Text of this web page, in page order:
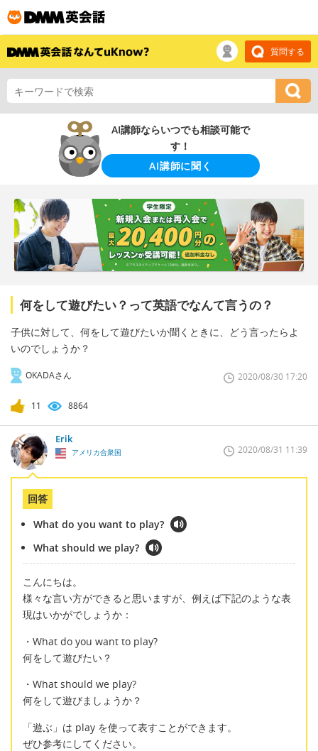
質問する
AI講師ならいつでも相談可能で
す！
AI講師に聞く
何をして遊びたい？って英語でなんて言うの？
子供に対して、何をして遊びたいか聞くときに、どう言ったらよ
いのでしょうか？
OKADAさん 2020/08/30 17:20
11 8864
Erik
アメリカ合衆国 2020/08/31 11:39
回答
What do you want to play?
What should we play?
こんにちは。
様々な言い方ができると思いますが、例えば下記のような表
現はいかがでしょうか：
・What do you want to play?
何をして遊びたい？
・What should we play?
何をして遊びましょうか？
「遊ぶ」は play を使って表すことができます。
ぜひ参考にしてください。